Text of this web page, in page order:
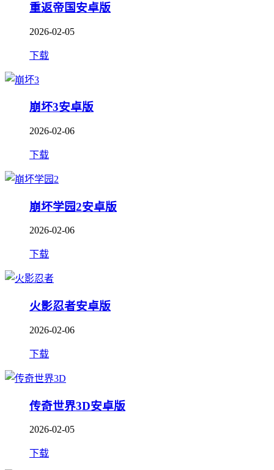
重返帝国安卓版
2026-02-05
下载
崩坏3安卓版
2026-02-06
下载
崩坏学园2安卓版
2026-02-06
下载
火影忍者安卓版
2026-02-06
下载
传奇世界3D安卓版
2026-02-05
下载